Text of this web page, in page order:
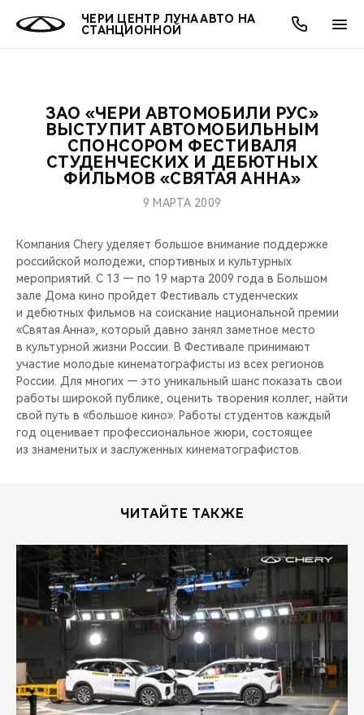
ЧЕРИ ЦЕНТР ЛУНА АВТО НА
СТАНЦИОННОЙ
МОДЕЛИ
ВСЕ МОДЕЛИ
СЕДАНЫ
НОВИНКИ
ПОКУПАТЕЛЯМ
ВЫБОР И ПОКУПКА
КРЕДИТ И СТРАХОВАНИЕ
ВЛАДЕЛЬЦАМ
СЕРВИС
ЗАПЧАСТИ И АКСЕССУАРЫ
ПОДДЕРЖКА
CHERY CONNECT
МИР CHERY
АКСЕССУАРЫ
CHERY В СОЦСЕТЯХ
ЛЮДИ CHERY
БЛАГОТВОРИТЕЛЬНОСТЬ
CHERY REMOTE
CHERY И СПОРТ
НАШИ МЕРОПРИЯТИЯ
АКЦИИ
ВЫГОДЫ И АКЦИИ
ОНЛАЙН СЕРВИСЫ
ВЫБОР И ПОКУПКА
О КОМПАНИИ
О НАС
ЗАО «ЧЕРИ АВТОМОБИЛИ РУС»
ВЫСТУПИТ АВТОМОБИЛЬНЫМ
СПОНСОРОМ ФЕСТИВАЛЯ
СТУДЕНЧЕСКИХ И ДЕБЮТНЫХ
ФИЛЬМОВ «СВЯТАЯ АННА»
9 МАРТА 2009
Компания Chery уделяет большое внимание поддержке
российской молодежи, спортивных и культурных
мероприятий. С 13 — по 19 марта 2009 года в Большом
зале Дома кино пройдет Фестиваль студенческих
и дебютных фильмов на соискание национальной премии
«Святая Анна», который давно занял заметное место
в культурной жизни России. В Фестивале принимают
участие молодые кинематографисты из всех регионов
России. Для многих — это уникальный шанс показать свои
работы широкой публике, оценить творения коллег, найти
свой путь в «большое кино». Работы студентов каждый
год оценивает профессиональное жюри, состоящее
из знаменитых и заслуженных кинематографистов.
ЧИТАЙТЕ ТАКЖЕ